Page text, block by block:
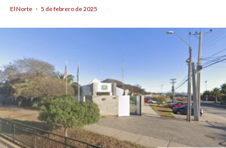
El Norte · 5 de febrero de 2025